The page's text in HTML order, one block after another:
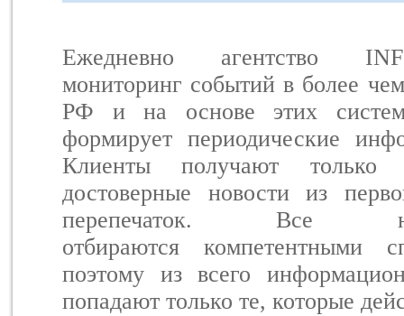
Ежедневно агентство
мониторинг событий в более
РФ и на основе этих
формирует периодические
Клиенты получают
достоверные новости из
перепечаток. Все
отбираются компетентными
поэтому из всего
попадают только те, которые